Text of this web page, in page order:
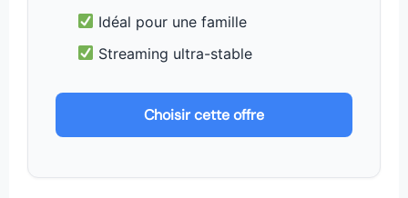
Idéal pour une famille
Streaming ultra-stable
Choisir cette offre